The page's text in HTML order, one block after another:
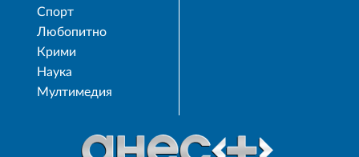
Спорт
Любопитно
Крими
Наука
Мултимедия